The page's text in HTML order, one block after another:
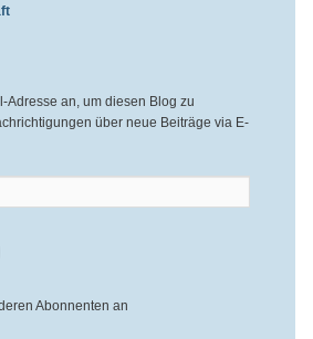
Adresse an, um diesen Blog zu
über neue Beiträge via E-
Abonnenten an